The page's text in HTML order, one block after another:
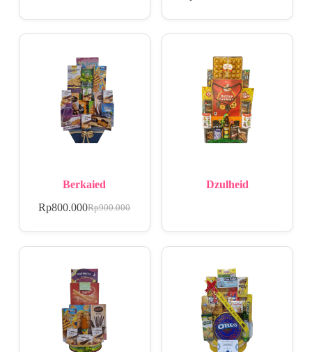
Berkaied
Rp900.000
Rp800.000
Dzulheid